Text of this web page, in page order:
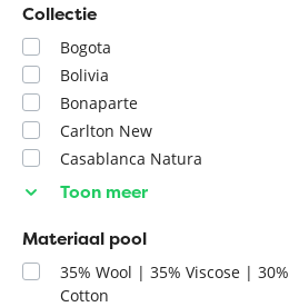
Collectie
Bogota
Bolivia
Bonaparte
Carlton New
Casablanca Natura
Toon meer
Materiaal pool
35% Wool | 35% Viscose | 30%
Cotton